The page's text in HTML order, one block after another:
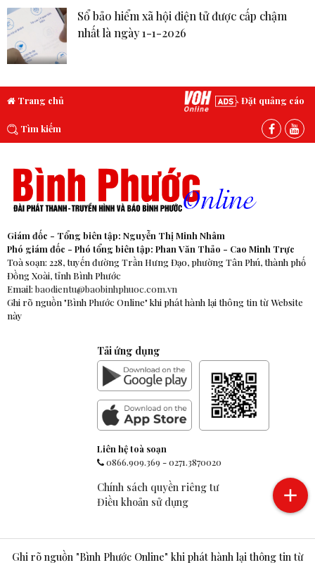
Sổ bảo hiểm xã hội điện tử được cấp chậm
nhất là ngày 1-1-2026
Trang chủ Đặt quảng cáo
Tìm kiếm
Giám đốc - Tổng biên tập: Nguyễn Thị Minh Nhâm
Phó giám đốc - Phó tổng biên tập: Phan Văn Thảo - Cao Minh Trực
Toà soạn: 228, tuyến đường Trần Hưng Đạo, phường Tân Phú, thành phố
Đồng Xoài, tỉnh Bình Phước
Email: baodientu@baobinhphuoc.com.vn
Ghi rõ nguồn "Bình Phước Online" khi phát hành lại thông tin từ Website
này
Tải ứng dụng
Liên hệ toà soạn
0866.909.369-0271.3870020
Chính sách quyền riêng tư
Điều khoản sử dụng
Ghi rõ nguồn "Bình Phước Online" khi phát hành lại thông tin từ